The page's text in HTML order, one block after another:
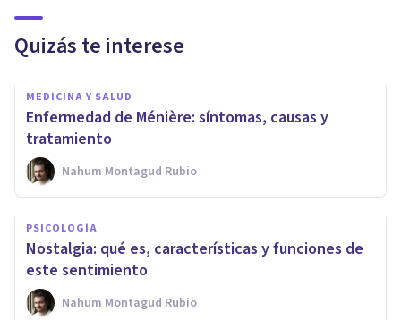
Quizás te interese
MEDICINA Y SALUD
Enfermedad de Ménière: síntomas, causas y
tratamiento
Nahum Montagud Rubio
PSICOLOGÍA
Nostalgia: qué es, características y funciones de
este sentimiento
Nahum Montagud Rubio